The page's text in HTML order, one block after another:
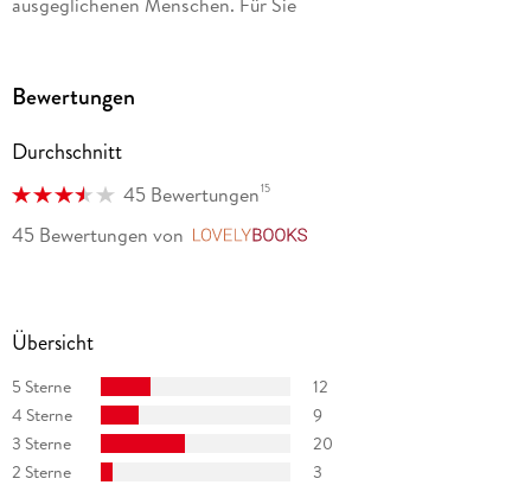
Bewertungen
Durchschnitt
45 Bewertungen15
45 Bewertungen von
Übersicht
5 Sterne
12
4 Sterne
9
3 Sterne
20
2 Sterne
3